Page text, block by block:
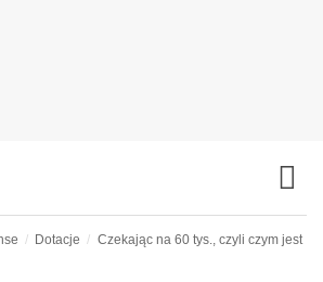
Dotacje
Czekając na 60 tys., czyli czym jest